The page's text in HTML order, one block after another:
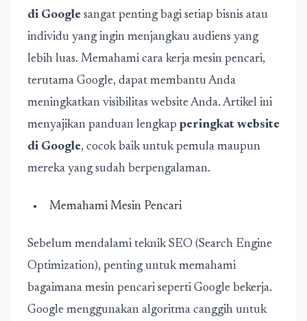
di Google sangat penting bagi setiap bisnis atau
individu yang ingin menjangkau audiens yang
lebih luas. Memahami cara kerja mesin pencari,
terutama Google, dapat membantu Anda
meningkatkan visibilitas website Anda. Artikel ini
menyajikan panduan lengkap peringkat website
di Google, cocok baik untuk pemula maupun
mereka yang sudah berpengalaman.
Memahami Mesin Pencari
Sebelum mendalami teknik SEO (Search Engine
Optimization), penting untuk memahami
bagaimana mesin pencari seperti Google bekerja.
Google menggunakan algoritma canggih untuk